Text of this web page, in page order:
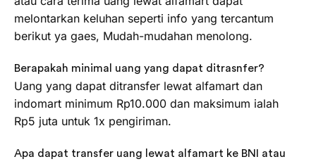
melontarkan keluhan seperti info yang tercantum
berikut ya gaes, Mudah-mudahan menolong.
Berapakah minimal uang yang dapat ditrasnfer?
Uang yang dapat ditransfer lewat alfamart dan
indomart minimum Rp10.000 dan maksimum ialah
Rp5 juta untuk 1x pengiriman.
Apa dapat transfer uang lewat alfamart ke BNI atau